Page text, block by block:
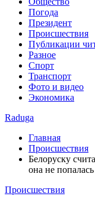
Погода
Президент
Происшествия
Публикации
Разное
Спорт
Транспорт
Фото и видео
Экономика
Raduga
Главная
Происшествия
Белоруску
она не
Происшествия